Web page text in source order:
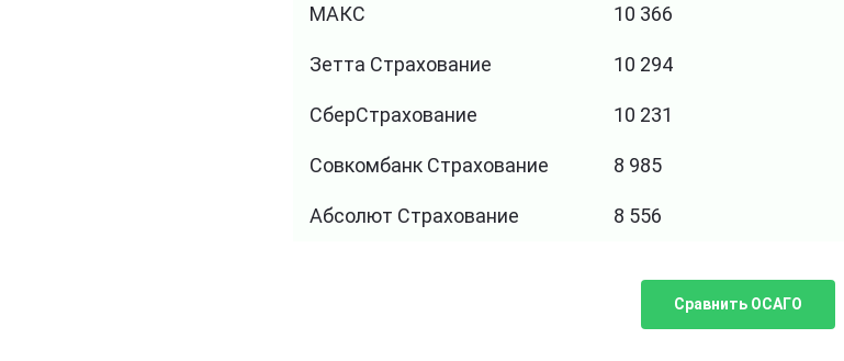
МАКС 10 366
Зетта Страхование 10 294
СберСтрахование 10 231
Совкомбанк Страхование 8 985
Абсолют Страхование 8 556
Сравнить ОСАГО